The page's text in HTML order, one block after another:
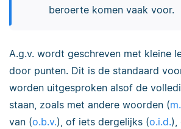
beroerte komen vaak voor.
A.g.v. wordt geschreven met kleine
door punten. Dit is de standaard
worden uitgesproken alsof de
staan, zoals met andere woorden (
van (o.b.v.), of iets dergelijks (o.i.d.),